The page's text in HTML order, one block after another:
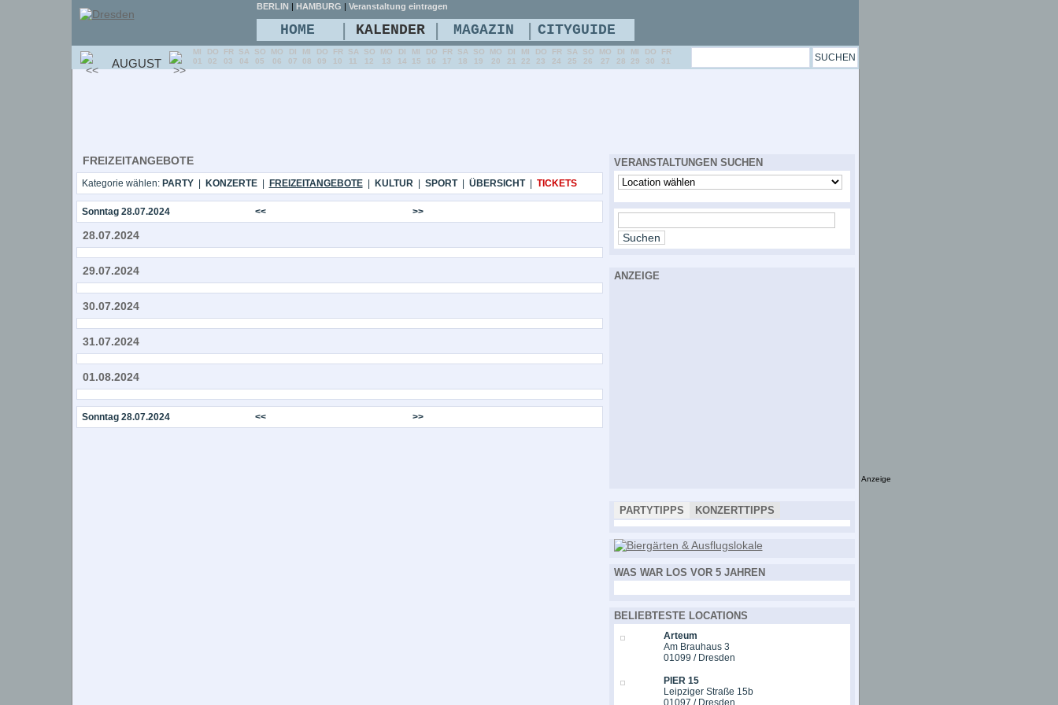
FREIZEITANGEBOTE
Kategorie wählen: PARTY| KONZERTE| FREIZEITANGEBOTE| KULTUR| SPORT| ÜBERSICHT| TICKETS
Sonntag 28.07.2024 << >>
28.07.2024
29.07.2024
30.07.2024
31.07.2024
01.08.2024
Sonntag 28.07.2024 << >>
VERANSTALTUNGEN SUCHEN
ANZEIGE
PARTYTIPPS KONZERTTIPPS
WAS WAR LOS VOR 5 JAHREN
BELIEBTESTE LOCATIONS
Arteum
Am Brauhaus 3
01099 / Dresden
PIER 15
Leipziger Straße 15b
01097 / Dresden
BERLIN | HAMBURG | Veranstaltung eintragen
HOME | KALENDER | MAGAZIN | CITYGUIDE
AUGUST
MI
01
DO
02
FR
03
SA
04
SO
05
MO
06
DI
07
MI
08
DO
09
FR
10
SA
11
SO
12
MO
13
DI
14
MI
15
DO
16
FR
17
SA
18
SO
19
MO
20
DI
21
MI
22
DO
23
FR
24
SA
25
SO
26
MO
27
DI
28
MI
29
DO
30
FR
31
Anzeige